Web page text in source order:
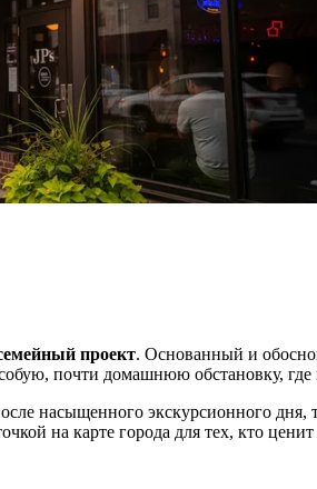
проект. Основанный и
почти домашнюю обстановку,
насыщенного экскурсионного
на карте города для тех, кто